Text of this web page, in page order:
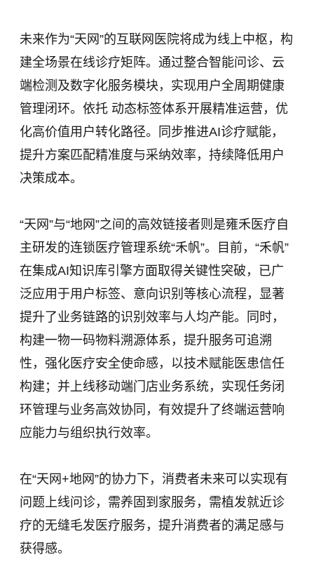
未来作为“天网”的互联网医院将成为线上中枢，构
建全场景在线诊疗矩阵。通过整合智能问诊、云
端检测及数字化服务模块，实现用户全周期健康
管理闭环。依托 动态标签体系开展精准运营，优
化高价值用户转化路径。同步推进AI诊疗赋能，
提升方案匹配精准度与采纳效率，持续降低用户
决策成本。
“天网”与“地网”之间的高效链接者则是雍禾医疗自
主研发的连锁医疗管理系统“禾帆”。目前，“禾帆”
在集成AI知识库引擎方面取得关键性突破，已广
泛应用于用户标签、意向识别等核心流程，显著
提升了业务链路的识别效率与人均产能。同时，
构建一物一码物料溯源体系，提升服务可追溯
性，强化医疗安全使命感，以技术赋能医患信任
构建；并上线移动端门店业务系统，实现任务闭
环管理与业务高效协同，有效提升了终端运营响
应能力与组织执行效率。
在“天网+地网”的协力下，消费者未来可以实现有
问题上线问诊，需养固到家服务，需植发就近诊
疗的无缝毛发医疗服务，提升消费者的满足感与
获得感。